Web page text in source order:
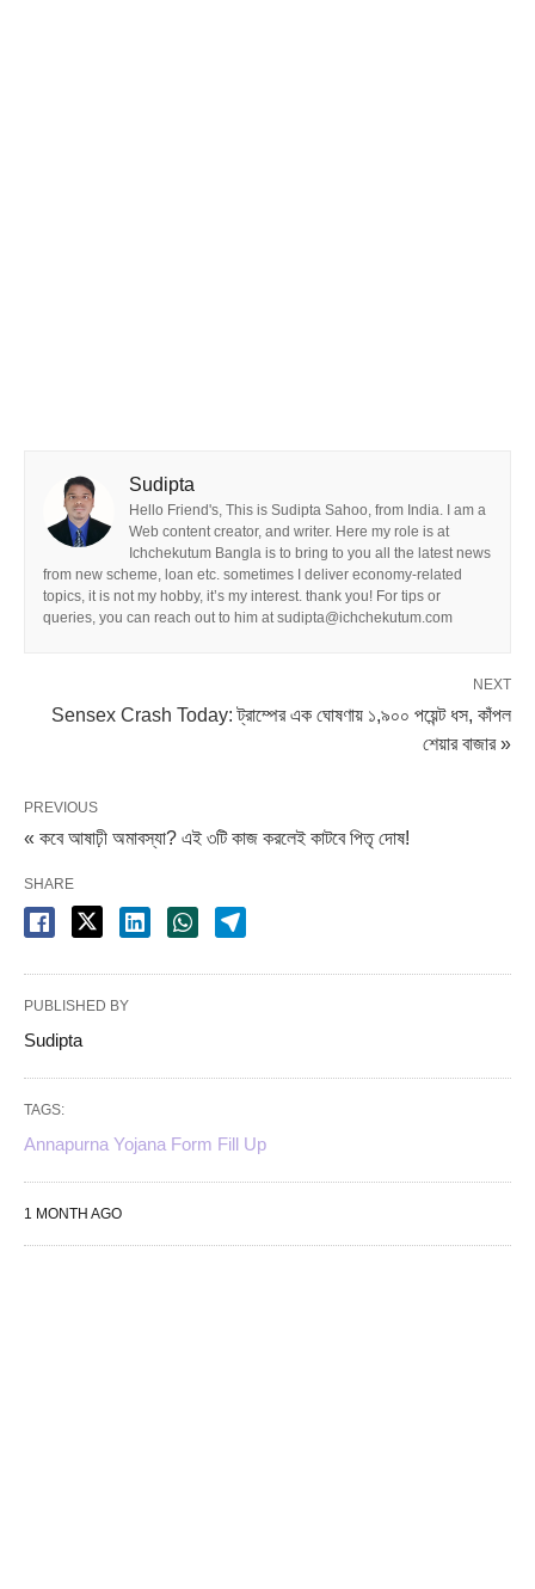
Sudipta
Hello Friend's, This is Sudipta Sahoo, from India. I am a
Web content creator, and writer. Here my role is at
Ichchekutum Bangla is to bring to you all the latest news
from new scheme, loan etc. sometimes I deliver economy-related
topics, it is not my hobby, it’s my interest. thank you! For tips or
queries, you can reach out to him at sudipta@ichchekutum.com
NEXT
Sensex Crash Today: ট্রাম্পের এক ঘোষণায় ১,৯০০ পয়েন্ট ধস, কাঁপল
শেয়ার বাজার »
PREVIOUS
« কবে আষাঢ়ী অমাবস্যা? এই ৩টি কাজ করলেই কাটবে পিতৃ দোষ!
SHARE
PUBLISHED BY
Sudipta
TAGS:
Annapurna Yojana Form Fill Up
1 MONTH AGO